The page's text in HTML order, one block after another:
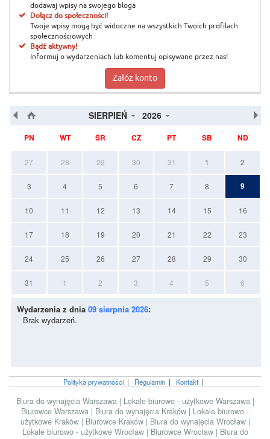
dodawaj wpisy na swojego bloga
Dołącz do społeczności!
Twoje wpisy mogą być widoczne na wszystkich Twoich profilach
społecznościowych
Bądź aktywny!
Informuj o wydarzeniach lub komentuj opisywane przez nas!
Załóż konto
SIERPIEŃ 2026
PN WT ŚR CZ PT SB ND
27 28 29 30 31 1 2
3 4 5 6 7 8 9
10 11 12 13 14 15 16
17 18 19 20 21 22 23
24 25 26 27 28 29 30
31 1 2 3 4 5 6
Wydarzenia z dnia 09 sierpnia 2026:
Brak wydarzeń.
Polityka prywatności| Regulamin| Kontakt|
Biura do wynajęcia Warszawa | Lokale biurowo - użytkowe Warszawa |
Biurowce Warszawa | Biura do wynajęcia Kraków | Lokale biurowo -
użytkowe Kraków | Biurowce Kraków | Biura do wynajęcia Wrocław |
Lokale biurowo - użytkowe Wrocław | Biurowce Wrocław | Biura do